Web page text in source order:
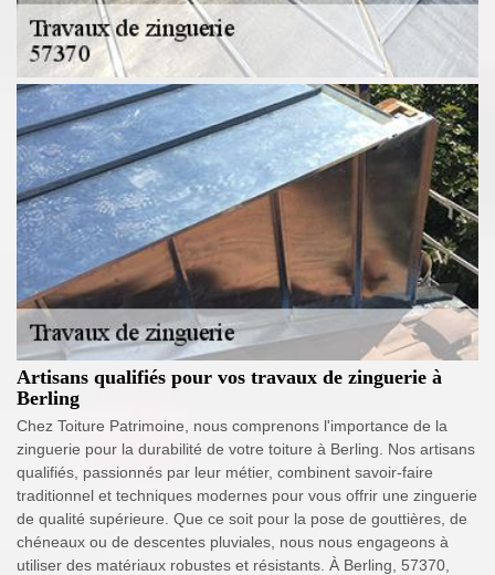
Artisans qualifiés pour vos travaux de zinguerie à
Berling
Chez Toiture Patrimoine, nous comprenons l'importance de la
zinguerie pour la durabilité de votre toiture à Berling. Nos artisans
qualifiés, passionnés par leur métier, combinent savoir-faire
traditionnel et techniques modernes pour vous offrir une zinguerie
de qualité supérieure. Que ce soit pour la pose de gouttières, de
chéneaux ou de descentes pluviales, nous nous engageons à
utiliser des matériaux robustes et résistants. À Berling, 57370,